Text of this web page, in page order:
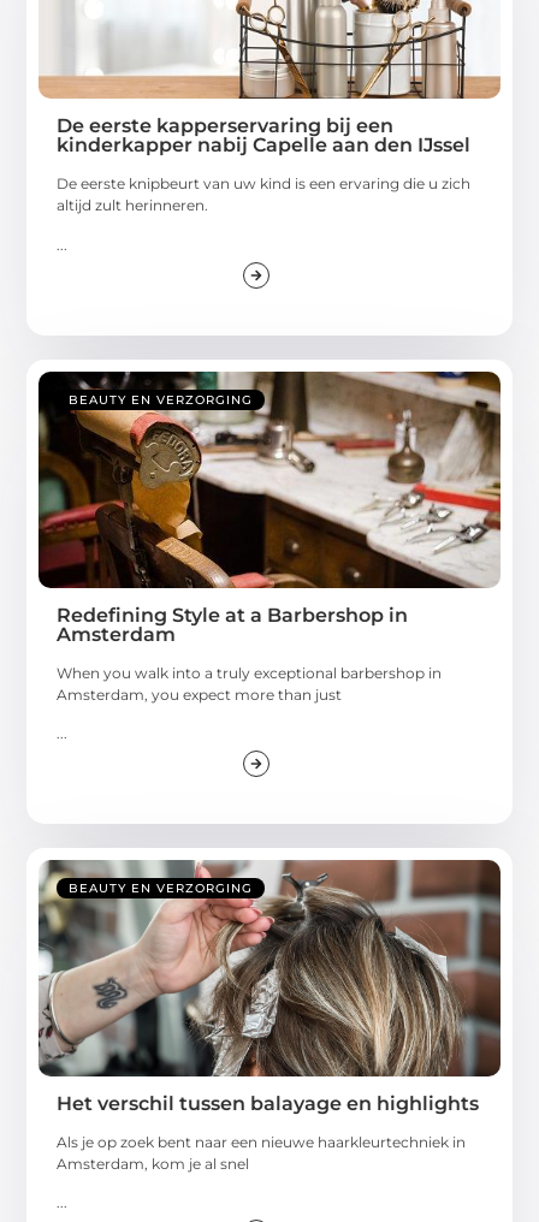
De eerste kapperservaring bij een
kinderkapper nabij Capelle aan den IJssel
De eerste knipbeurt van uw kind is een ervaring die u zich
altijd zult herinneren.
BEAUTY EN VERZORGING
Redefining Style at a Barbershop in
Amsterdam
When you walk into a truly exceptional barbershop in
Amsterdam, you expect more than just
BEAUTY EN VERZORGING
Het verschil tussen balayage en highlights
Als je op zoek bent naar een nieuwe haarkleurtechniek in
Amsterdam, kom je al snel
...